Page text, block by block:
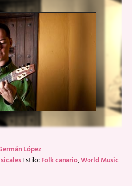
López
Estilo:Folk canario,World Music